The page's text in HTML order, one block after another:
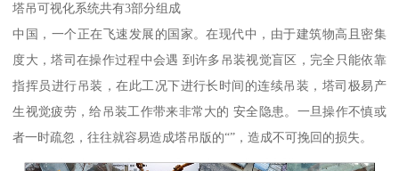
塔吊可视化系统共有3部分组成
中国，一个正在飞速发展的国家。在现代中，由于建筑物高且密集
度大，塔司在操作过程中会遇 到许多吊装视觉盲区，完全只能依靠
指挥员进行吊装，在此工况下进行长时间的连续吊装，塔司极易产
生视觉疲劳，给吊装工作带来非常大的 安全隐患。一旦操作不慎或
者一时疏忽，往往就容易造成塔吊版的“”，造成不可挽回的损失。